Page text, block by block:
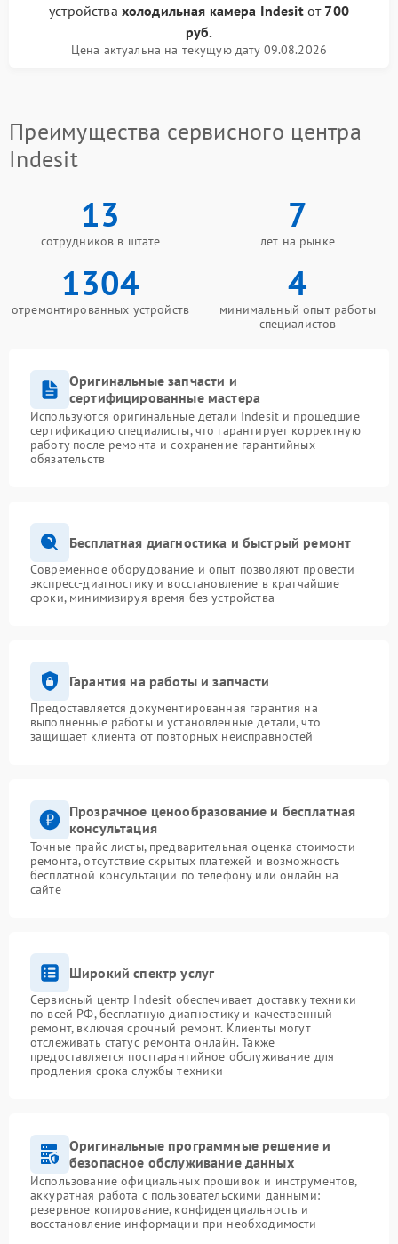
устройства холодильная камера Indesitот 700
руб.
Цена актуальна на текущую дату 09.08.2026
Преимущества сервисного центра
Indesit
13
сотрудников в штате
7
лет на рынке
1304
отремонтированных устройств
4
минимальный опыт работы
специалистов
Оригинальные запчасти и
сертифицированные мастера
Используются оригинальные детали Indesit и прошедшие
сертификацию специалисты, что гарантирует корректную
работу после ремонта и сохранение гарантийных
обязательств
Бесплатная диагностика и быстрый ремонт
Современное оборудование и опыт позволяют провести
экспресс-диагностику и восстановление в кратчайшие
сроки, минимизируя время без устройства
Гарантия на работы и запчасти
Предоставляется документированная гарантия на
выполненные работы и установленные детали, что
защищает клиента от повторных неисправностей
Прозрачное ценообразование и бесплатная
консультация
Точные прайс-листы, предварительная оценка стоимости
ремонта, отсутствие скрытых платежей и возможность
бесплатной консультации по телефону или онлайн на
сайте
Широкий спектр услуг
Сервисный центр Indesit обеспечивает доставку техники
по всей РФ, бесплатную диагностику и качественный
ремонт, включая срочный ремонт. Клиенты могут
отслеживать статус ремонта онлайн. Также
предоставляется постгарантийное обслуживание для
продления срока службы техники
Оригинальные программные решение и
безопасное обслуживание данных
Использование официальных прошивок и инструментов,
аккуратная работа с пользовательскими данными:
резервное копирование, конфиденциальность и
восстановление информации при необходимости